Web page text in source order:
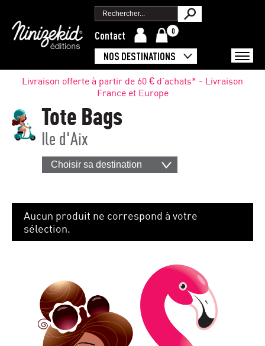
Contact 0
NOS DESTINATIONS
Livraison offerte à partir de 60 € d'achats* - Livraison
France et Europe
Tote Bags
Ile d'Aix
Choisir sa destination
Aucun produit ne correspond à votre
sélection.